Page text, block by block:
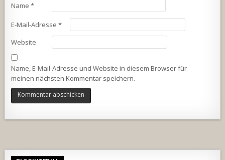
Name*
E-Mail-Adresse*
Website
Name, E-Mail-Adresse und Website in diesem Browser für
meinen nächsten Kommentar speichern.